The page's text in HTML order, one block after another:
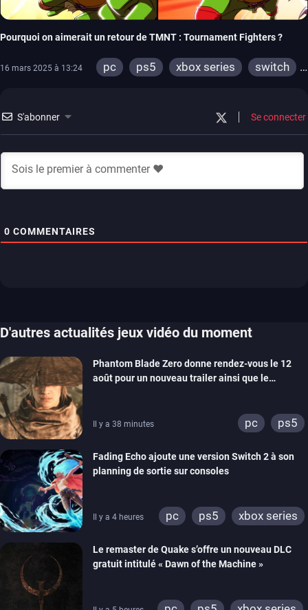
Pourquoi on aimerait un retour de TMNT : Tournament Fighters ?
16 mars 2025 à 13:24 pc ps5 xbox series
switch
S'abonner Se connecter
0 COMMENTAIRES
D'autres actualités jeux vidéo du moment
Phantom Blade Zero donne rendez-vous le 12
août pour un nouveau trailer ainsi que le
Il y a 38 minutes pc ps5
Fading Echo ajoute une version Switch 2 à son
planning de sortie sur consoles
Il y a 4 heures pc ps5 xbox series
Le remaster de Quake s’offre un nouveau DLC
gratuit intitulé « Dawn of the Machine »